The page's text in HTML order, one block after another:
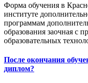
Форма обучения в
институте
программам
образования заочная с
образовательных
После окончания
диплом?